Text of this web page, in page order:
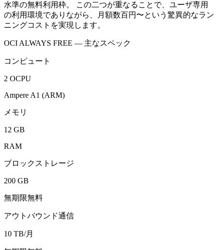
水準の無料利用枠。 この二つが重なることで、ユーザ専用
の利用環境でありながら、月額数百円〜という驚異的なラン
ニングコストを実現します。
OCI ALWAYS FREE — 主なスペック
コンピュート
2 OCPU
Ampere A1 (ARM)
メモリ
12 GB
RAM
ブロックストレージ
200 GB
無期限無料
アウトバウンド通信
10 TB/月